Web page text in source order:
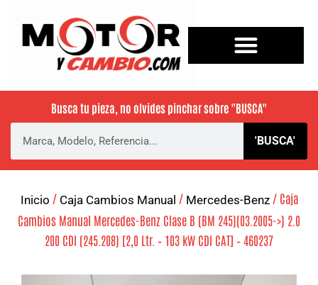
Busca tu pieza, no olvides pinchar sobre "BUSCA"
'BUSCA'
Inicio / Caja Cambios Manual / Mercedes-Benz/ Caja
Cambios Manual Mercedes-Benz Clase B (BM 245)(03.2005->) 2.0
200 CDI (245.208) [2,0 Ltr. – 103 kW CDI CAT] – 460237